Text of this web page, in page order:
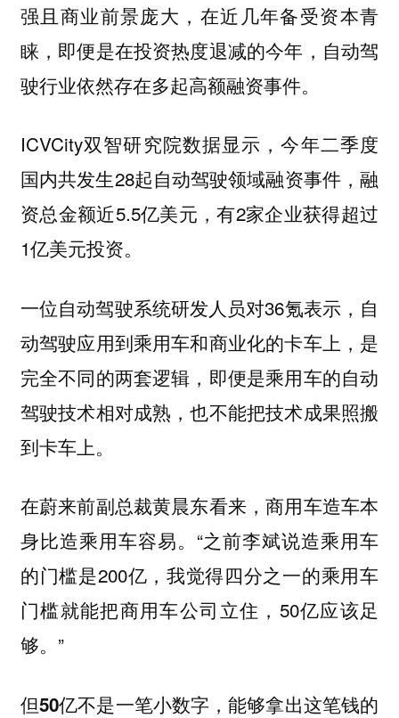
强且商业前景庞大，在近几年备受资本青
睐，即便是在投资热度退减的今年，自动驾
驶行业依然存在多起高额融资事件。
ICVCity双智研究院数据显示，今年二季度
国内共发生28起自动驾驶领域融资事件，融
资总金额近5.5亿美元，有2家企业获得超过
1亿美元投资。
一位自动驾驶系统研发人员对36氪表示，自
动驾驶应用到乘用车和商业化的卡车上，是
完全不同的两套逻辑，即便是乘用车的自动
驾驶技术相对成熟，也不能把技术成果照搬
到卡车上。
在蔚来前副总裁黄晨东看来，商用车造车本
身比造乘用车容易。“之前李斌说造乘用车
的门槛是200亿，我觉得四分之一的乘用车
门槛就能把商用车公司立住，50亿应该足
够。”
但50亿不是一笔小数字，能够拿出这笔钱的